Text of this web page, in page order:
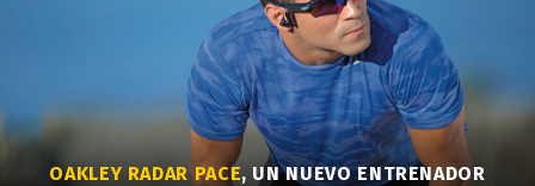
OAKLEY RADAR PACE, UN NUEVO ENTRENADOR